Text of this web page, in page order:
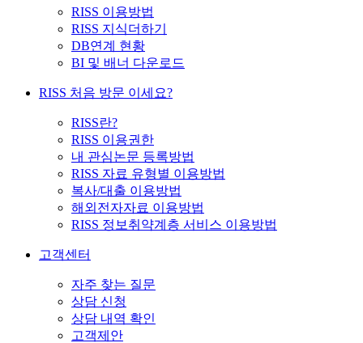
RISS 이용방법
RISS 지식더하기
DB연계 현황
BI 및 배너 다운로드
RISS 처음 방문 이세요?
RISS란?
RISS 이용권한
내 관심논문 등록방법
RISS 자료 유형별 이용방법
복사/대출 이용방법
해외전자자료 이용방법
RISS 정보취약계층 서비스 이용방법
고객센터
자주 찾는 질문
상담 신청
상담 내역 확인
고객제안